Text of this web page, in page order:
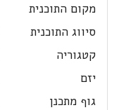
מקום התוכנית
סיווג התוכנית
קטגוריה
יזם
גוף מתכנן